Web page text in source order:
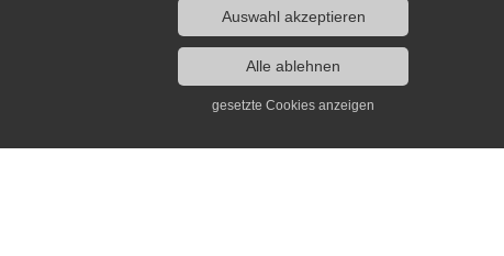
Auswahl akzeptieren
Alle ablehnen
gesetzte Cookies anzeigen